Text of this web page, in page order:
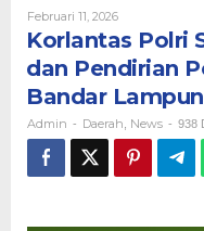
dan
Pos
di
Februari 11, 2026Oleh
Korlantas Polri
dan Pendirian
Bandar
Admin - Daerah News - 938